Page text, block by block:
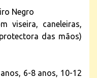
Negro
viseira, caneleiras,
das mãos)
6-8 anos, 10-12